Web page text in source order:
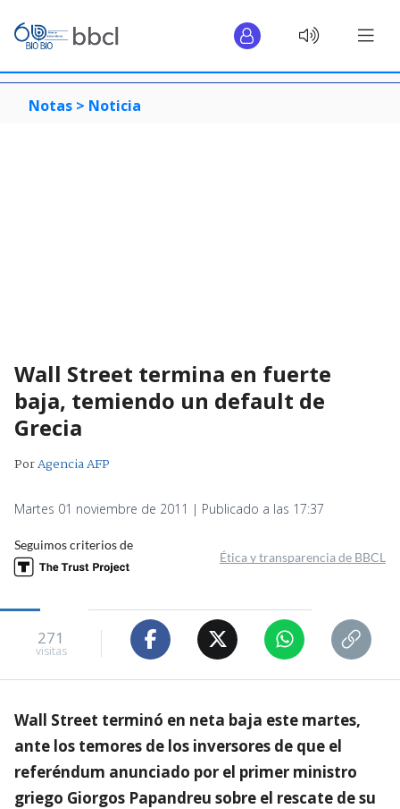
Notas > Noticia
Wall Street termina en fuerte
baja, temiendo un default de
Grecia
PorAgencia AFP
Martes 01 noviembre de 2011 | Publicado a las 17:37
Seguimos criterios de
Ética y transparencia de BBCL
271
visitas
Wall Street terminó en neta baja este martes,
ante los temores de los inversores de que el
referéndum anunciado por el primer ministro
griego Giorgos Papandreu sobre el rescate de su